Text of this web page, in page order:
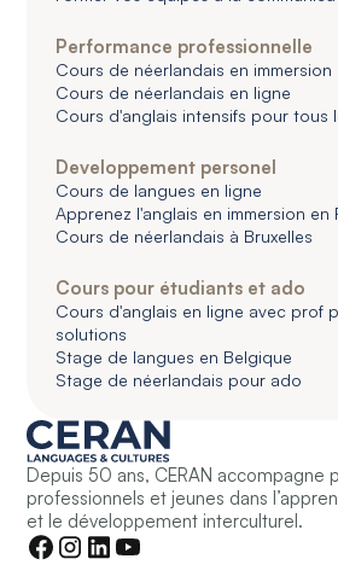
Performance professionnelle
Cours de néerlandais en immersion
Cours de néerlandais en ligne
Cours d'anglais intensifs pour tous
Developpement personel
Cours de langues en ligne
Apprenez l'anglais en immersion en
Cours de néerlandais à Bruxelles
Cours pour étudiants et ado
Cours d'anglais en ligne avec prof
solutions
Stage de langues en Belgique
Stage de néerlandais pour ado
Depuis 50 ans, CERAN accompagne
professionnels et jeunes dans
et le développement interculturel.